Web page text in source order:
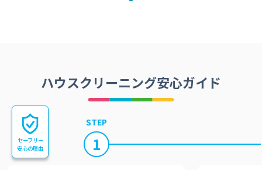
ハウスクリーニング安心ガイド
STEP
1
セーフリー
安心の理由